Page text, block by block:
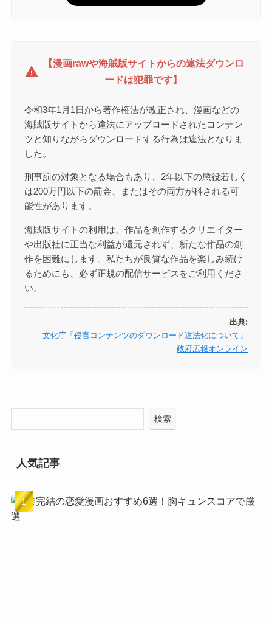
warning
【漫画rawや海賊版サイトからの違法ダウンロ
ードは犯罪です】
令和3年1月1日から著作権法が改正され、漫画などの
海賊版サイトから違法にアップロードされたコンテン
ツと知りながらダウンロードする行為は違法となりま
した。
刑事罰の対象となる場合もあり、2年以下の懲役若しく
は200万円以下の罰金、またはその両方が科される可
能性があります。
海賊版サイトの利用は、作品を創作するクリエイター
や出版社に正当な利益が還元されず、新たな作品の創
作を困難にします。私たちが良質な作品を楽しみ続け
るためにも、必ず正規の配信サービスをご利用くださ
い。
出典:
文化庁「侵害コンテンツのダウンロード違法化について」
政府広報オンライン
検索
人気記事